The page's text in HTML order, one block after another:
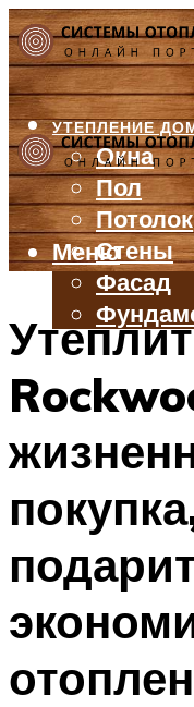
УТЕПЛЕНИЕ
Окна
Пол
Потолок
Стены
Фасад
БАЛКОН И
КРЫША
ВЕНТИЛЯЦИЯ
ТРУБЫ
Меню
Меню